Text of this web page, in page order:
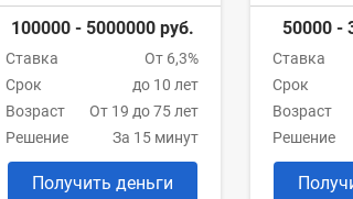
100000 - 5000000 руб.
Ставка
От 6,3%
Срок
до 10 лет
Возраст
От 19 до 75 лет
Решение
За 15 минут
Получить деньги
50000 -
Ставка
Срок
Возраст
Решение